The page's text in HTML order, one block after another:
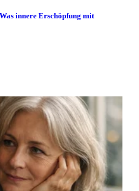
innere Erschöpfung mit